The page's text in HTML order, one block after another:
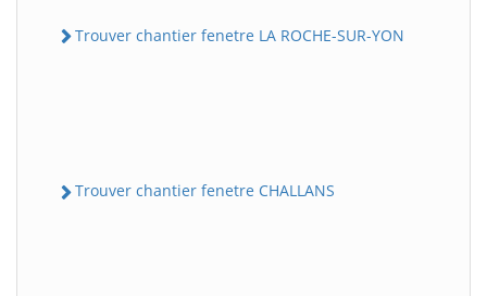
Trouver chantier fenetre LA ROCHE-SUR-YON
Trouver chantier fenetre CHALLANS